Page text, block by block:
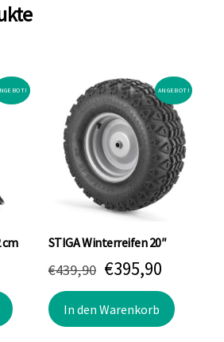
cm
ANGEBOT!
STIGA Winterreifen 20″
€439,90 Ursprünglicher
Preis
war:
€395,90
Preis
ist:
In den Warenkorb